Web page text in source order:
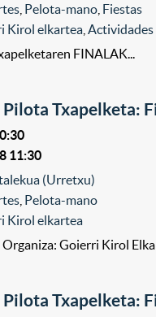
Pelota-mano Fiestas
Kirol elkartea ,
FINALAK...
Pilota Txapelketa:
11:30
(Urretxu)
Pelota-mano
Kirol elkartea
Goierri Kirol
Pilota Txapelketa: